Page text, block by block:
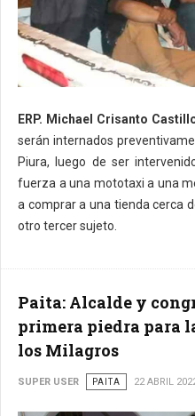
ERP. Michael Crisanto
serán internados
Piura, luego de ser
fuerza a una mototaxi a una
a comprar a una tienda cerca
otro tercer sujeto.
Paita: Alcalde y
primera piedra para
los Milagros
SUPER USER PAITA 22 ABRIL